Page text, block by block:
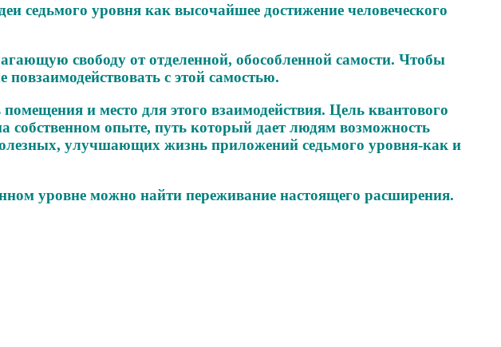
седьмого уровня как высочайшее достижение человеческого
свободу от отделенной, обособленной самости. Чтобы
с этой самостью.
и место для этого взаимодействия. Цель квантового
собственном опыте, путь который дает людям возможность
улучшающих жизнь приложений седьмого уровня-как и
уровне можно найти переживание настоящего расширения.